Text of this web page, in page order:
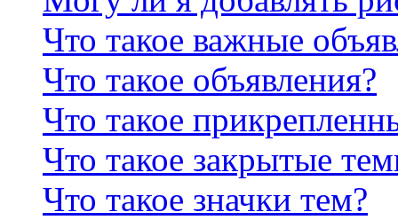
Что такое важные
Что такое объявления?
Что такое
Что такое закрытые
Что такое значки тем?